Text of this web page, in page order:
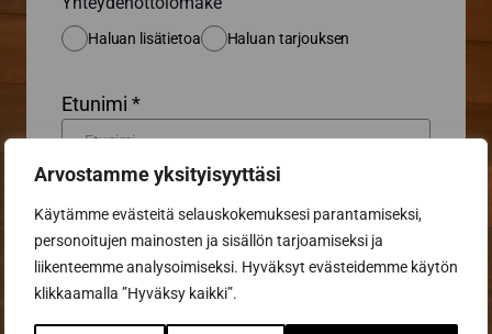
Arvostamme yksityisyyttäsi
Käytämme evästeitä selauskokemuksesi parantamiseksi,
personoitujen mainosten ja sisällön tarjoamiseksi ja
liikenteemme analysoimiseksi. Hyväksyt evästeidemme käytön
klikkaamalla ”Hyväksy kaikki”.
Haluan lisätietoa Haluan tarjouksen
Etunimi *
Puhelin